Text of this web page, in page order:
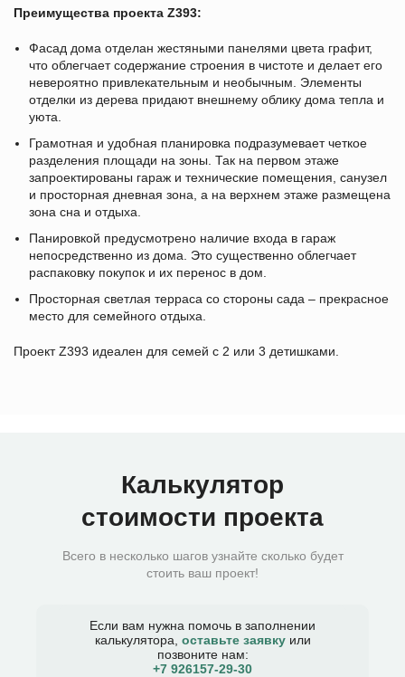
Преимущества проекта Z393:
Фасад дома отделан жестяными панелями цвета графит,
что облегчает содержание строения в чистоте и делает его
невероятно привлекательным и необычным. Элементы
отделки из дерева придают внешнему облику дома тепла и
уюта.
Грамотная и удобная планировка подразумевает четкое
разделения площади на зоны. Так на первом этаже
запроектированы гараж и технические помещения, санузел
и просторная дневная зона, а на верхнем этаже размещена
зона сна и отдыха.
Панировкой предусмотрено наличие входа в гараж
непосредственно из дома. Это существенно облегчает
распаковку покупок и их перенос в дом.
Просторная светлая терраса со стороны сада – прекрасное
место для семейного отдыха.
Проект Z393 идеален для семей с 2 или 3 детишками.
Калькулятор
стоимости проекта
Всего в несколько шагов узнайте сколько будет
стоить ваш проект!
Если вам нужна помочь в заполнении
калькулятора, оставьте заявку или
позвоните нам:
+7 926157-29-30​